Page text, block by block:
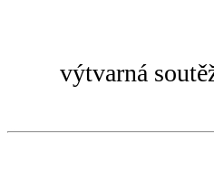
výtvarná